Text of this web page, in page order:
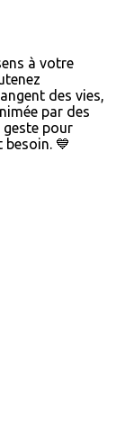
à votre
des vies,
par des
pour
💙